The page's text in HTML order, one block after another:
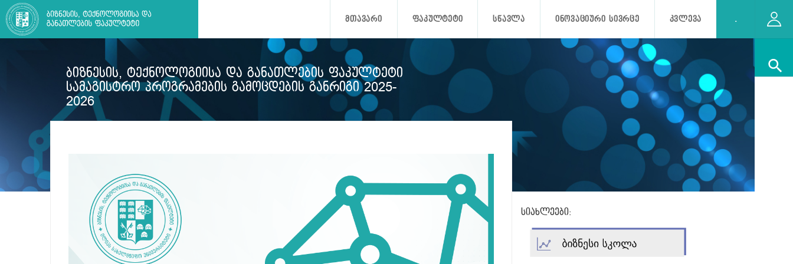
ᲛᲗᲐᲕᲐᲠᲘ ᲤᲐᲙᲣᲚᲢᲔᲢᲘ ᲡᲬᲐᲕᲚᲐ ᲘᲜᲝᲕᲐᲪᲘᲣᲠᲘ ᲡᲘᲕᲠᲪᲔ ᲙᲕᲚᲔᲕᲐ .
ᲑᲘᲖᲜᲔᲡᲘᲡ, ᲢᲔᲥᲜᲝᲚᲝᲒᲘᲘᲡᲐ ᲓᲐ ᲒᲐᲜᲐᲗᲚᲔᲑᲘᲡ ᲤᲐᲙᲣᲚᲢᲔᲢᲘ
ᲡᲐᲛᲐᲒᲘᲡᲢᲠᲝ ᲞᲠᲝᲒᲠᲐᲛᲔᲑᲘᲡ ᲒᲐᲛᲝᲪᲓᲔᲑᲘᲡ ᲒᲐᲜᲠᲘᲒᲘ 2025-
2026
სიახლეები: